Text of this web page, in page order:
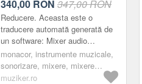
340,00 RON 347,00 RON
Reducere. Aceasta este o
traducere automată generată de
un software: Mixer audio
universal miniatura cu 8 canale
mono, mic / linie comuta.
Selectarea a 4 can...
monacor, instrumente muzicale,
sonorizare, mixere, mixere
analogice, mixere până la 10
muziker.ro